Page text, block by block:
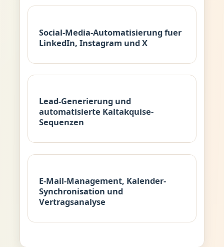
Social-Media-Automatisierung fuer
LinkedIn, Instagram und X
Lead-Generierung und
automatisierte Kaltakquise-
Sequenzen
E-Mail-Management, Kalender-
Synchronisation und
Vertragsanalyse